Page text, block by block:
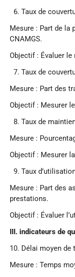
6.⁠ ⁠Taux de
Mesure : Part de la
CNAMGS.
Objectif : Évaluer le
7.⁠ ⁠Taux de
Mesure : Part des
Objectif : Mesurer
8.⁠ ⁠Taux de
Mesure :
Objectif : Mesurer
9.⁠ ⁠Taux
Mesure : Part des
prestations.
Objectif : Évaluer
III. indicateurs de
10.⁠ ⁠Délai moyen
Mesure : Temps